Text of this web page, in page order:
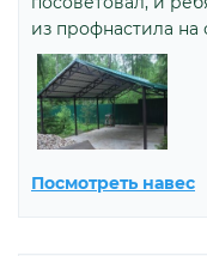
из профнастила на
Посмотреть навес